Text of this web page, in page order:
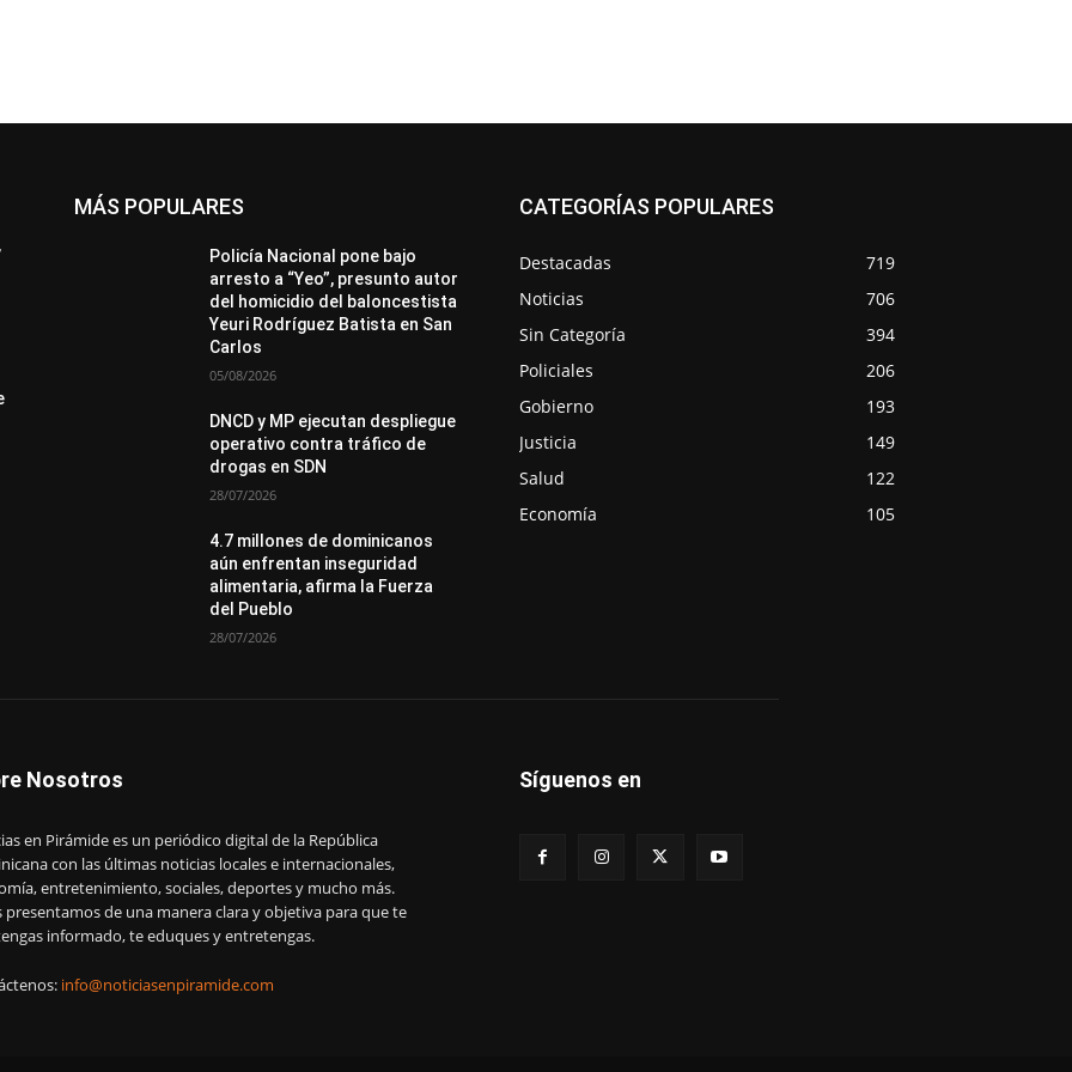
MÁS POPULARES
All Destacado
Policía Nacional pone bajo
arresto a “Yeo”, presunto autor
del homicidio del baloncestista
Yeuri Rodríguez Batista en San
Carlos
05/08/2026
DNCD y MP ejecutan despliegue
operativo contra tráfico de
drogas en SDN
28/07/2026
4.7 millones de dominicanos
aún enfrentan inseguridad
alimentaria, afirma la Fuerza
del Pueblo
28/07/2026
CATEGORÍAS POPULARES
Destacadas
719
Noticias
706
Sin Categoría
394
Policiales
206
Gobierno
193
Justicia
149
Salud
122
Economía
105
Nosotros
en Pirámide es un periódico digital de la República
con las últimas noticias locales e internacionales,
entretenimiento, sociales, deportes y mucho más.
presentamos de una manera clara y objetiva para que te
informado, te eduques y entretengas.
info@noticiasenpiramide.com
Síguenos en